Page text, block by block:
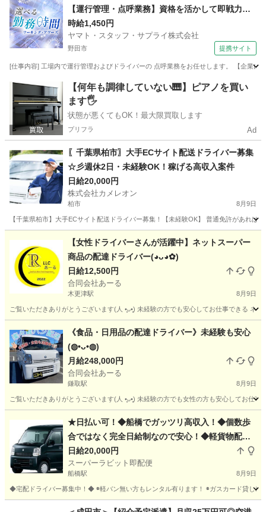
【運行管理・点呼業務】資格を活かして即戦力に
なれる
時給1,450円
ヤマト・スタッフ・サプライ株式会社
野田市 提携サイト
[仕事内容] 工場内で運行管理およびドライバーの 点呼業務をお任せします。 【企業
千葉 野田市 ドライバー
【何年も調律していない🎹】ピアノを買い
ます🖐️
状態が悪くてもOK！最大限買取します
プリフラ Ad
〖千葉県柏市〗大手ECサイト配送ドライバー募集
☆彡週休2日・未経験OK！稼げる高収入案件
日給20,000円
株式会社カメレオン
柏市 8月9日
【千葉県柏市】大手ECサイト配送ドライバー募集！【未経験OK】 普通免許があれ
ドライバー 積み込み
【女性ドライバーさんが活躍中】ネットスーパー
商品の配達ドライバー(⁠◕⁠ᴗ⁠◕⁠✿⁠)
日給12,500円
合同会社あーる
木更津駅 8月9日
ご覧いただきありがとうございます(⁠人⁠ ⁠•͈⁠ᴗ⁠•͈⁠) 未経験の方でも安心してお仕事できる
木更津駅 ドライバー 業務委託契約
《食品・日用品の配達ドライバー》未経験も安心
(⁠◍⁠•⁠ᴗ⁠•⁠◍⁠)
月給248,000円
合同会社あーる
鎌取駅 8月9日
ご覧いただきありがとうございます(⁠人⁠ ⁠•͈⁠ᴗ⁠•͈⁠) 未経験の方でも女性の方も安心してお仕
鎌取駅 ドライバー 業務委託契約
★日払い可！◆船橋でガッツリ高収入！◆個数歩
合ではなく完全日給制なので安心！◆軽貨物配
送！◆￥20,000以上◆宅配ドライバー大募集！◆
前払い、車両貸出、何でもご相談下さい！◆
日給20,000円
スーパーラビット即配便
船橋駅 8月9日
◆宅配ドライバー募集中！◆ ◉軽バン無い方もレンタル有ります！ ◉ガスカード貸し出
船橋駅 配送 期間限定